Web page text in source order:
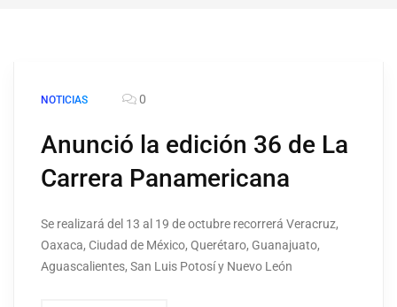
NOTICIAS 0
Anunció la edición 36 de La
Carrera Panamericana
Se realizará del 13 al 19 de octubre recorrerá Veracruz,
Oaxaca, Ciudad de México, Querétaro, Guanajuato,
Aguascalientes, San Luis Potosí y Nuevo León